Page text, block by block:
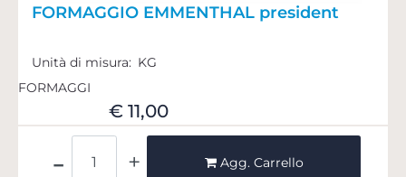
FORMAGGIO EMMENTHAL president
Unità di misura: KG
FORMAGGI
€ 11,00
Agg. Carrello